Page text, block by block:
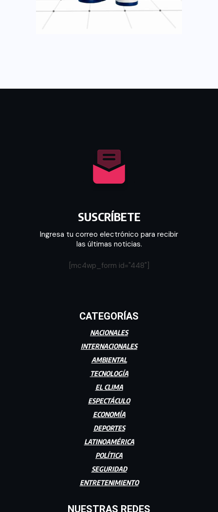
SUSCRÍBETE
Ingresa tu correo electrónico para recibir
las últimas noticias.
[mc4wp_form id="448"]
CATEGORÍAS
NACIONALES
INTERNACIONALES
AMBIENTAL
TECNOLOGÍA
EL CLIMA
ESPECTÁCULO
ECONOMÍA
DEPORTES
LATINOAMÉRICA
POLÍTICA
SEGURIDAD
ENTRETENIMIENTO
NUESTRAS REDES